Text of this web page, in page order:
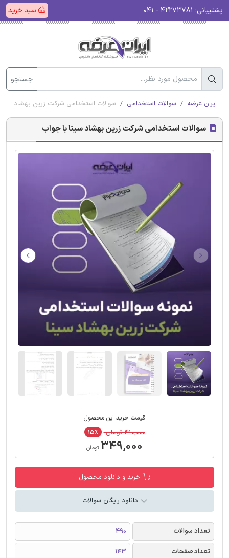
پشتیبانی: سبد خرید
جستجو
ایران عرضه سوالات استخدامی سوالات استخدامی شرکت زرین بهشاد
سوالات استخدامی شرکت زرین بهشاد سینا با جواب
قیمت خرید این محصول
۴۱۰,۰۰۰ تومان ۱۵٪
۳۴۹,۰۰۰ تومان
خرید و دانلود محصول
دانلود رایگان سوالات
تعداد سوالات
490
تعداد صفحات
143